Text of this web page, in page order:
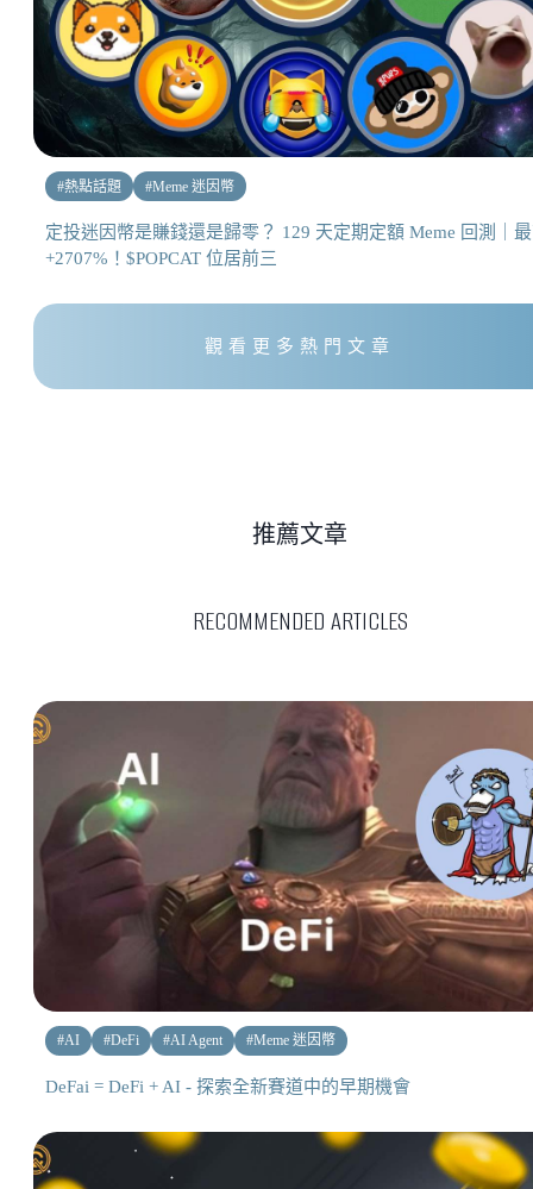
#熱點話題 #Meme 迷因幣
定投迷因幣是賺錢還是歸零？ 129 天定期定額 Meme 回測｜
+2707%！$POPCAT 位居前三
觀看更多熱門文章
RECOMMENDED ARTICLES
推薦文章
#AI #DeFi #AI Agent #Meme 迷因幣
DeFai = DeFi + AI - 探索全新賽道中的早期機會